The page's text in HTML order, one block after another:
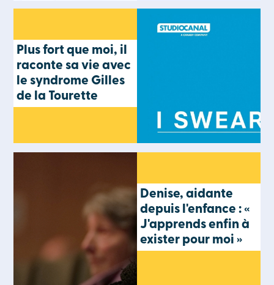
Plus fort que moi, il
raconte sa vie avec
le syndrome Gilles
de la Tourette
Denise, aidante
depuis l'enfance : «
J'apprends enfin à
exister pour moi »